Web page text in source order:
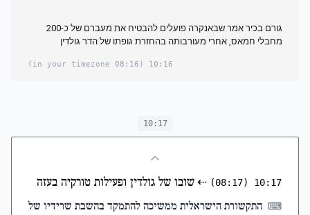
גורם בכיר אמר שבאנקרה פועלים להבטיח את מעברם של כ-200
מחבלי חמאס, אחרי מעורבותה בהחזרת גופתו של הדר גולדין
10:16
(08:16 in your timezone)
10:17
10:17
(08:17)
⇠שובו של גולדין ופעילות טורקיה בעזה
⌨ התקשורת הישראלית ממשיכה להתמקד בהשבת שרידיו של